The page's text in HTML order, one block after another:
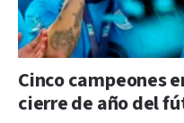
Cinco campeones
cierre de año del